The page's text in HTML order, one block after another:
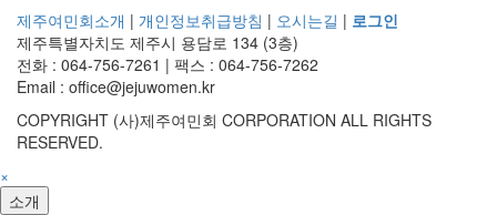
제주여민회소개 | 개인정보취급방침 | 오시는길 | 로그인
제주특별자치도 제주시 용담로 134 (3층)
전화 : 064-756-7261 | 팩스 : 064-756-7262
Email : office@jejuwomen.kr
COPYRIGHT (사)제주여민회 CORPORATION ALL RIGHTS
RESERVED.
×
소개